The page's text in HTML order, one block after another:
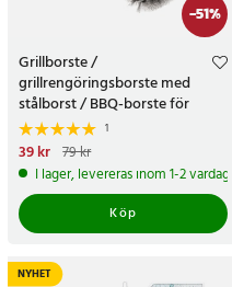
-51%
Grillborste /
grillrengöringsborste med
stålborst / BBQ-borste för
grillgaller
1
Nuvarande pris
pris:79 kr
39 kr 79 kr
I lager, levereras inom 1-2 vardagar
Köp
NYHET